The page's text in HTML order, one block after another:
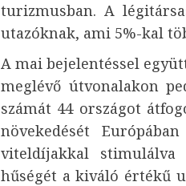
turizmusban. A
utazóknak, ami 5%-kal
A mai bejelentéssel
meglévő útvonalakon
számát 44 országot
növekedését
viteldíjakkal stimulálva
hűségét a kiváló értékű